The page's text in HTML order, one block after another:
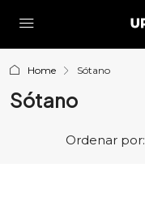
Home Sótano
Sótano
Ordenar por: